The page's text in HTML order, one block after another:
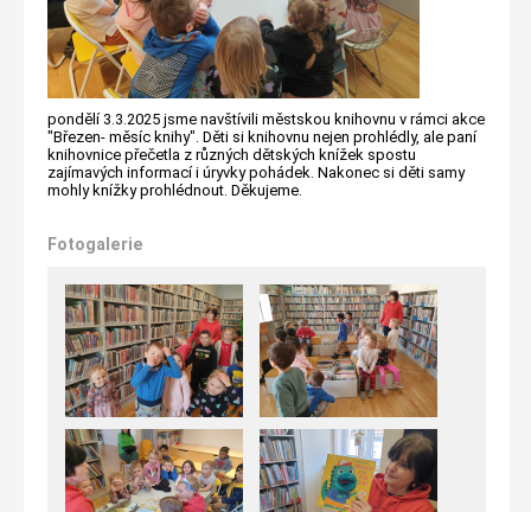
pondělí 3.3.2025 jsme navštívili městskou knihovnu v rámci akce
"Březen- měsíc knihy". Děti si knihovnu nejen prohlédly, ale paní
knihovnice přečetla z různých dětských knížek spostu
zajímavých informací i úryvky pohádek. Nakonec si děti samy
mohly knížky prohlédnout. Děkujeme.
Fotogalerie